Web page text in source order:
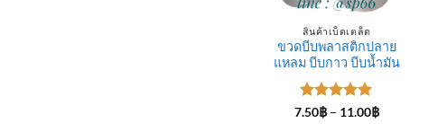
สินค้าเบ็ดเตล็ด
ขวดบีบพลาสติกปลาย
แหลม บีบกาว บีบน้ำมัน
ให้คะแนน
7.50฿ – 11.00฿Price